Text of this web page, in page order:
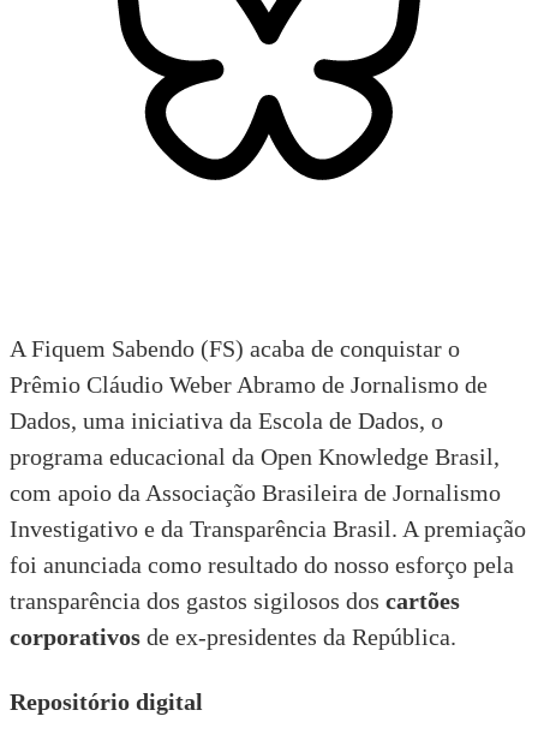
A Fiquem Sabendo (FS) acaba de conquistar o
Prêmio Cláudio Weber Abramo de Jornalismo de
Dados, uma iniciativa da Escola de Dados, o
programa educacional da Open Knowledge Brasil,
com apoio da Associação Brasileira de Jornalismo
Investigativo e da Transparência Brasil. A premiação
foi anunciada como resultado do nosso esforço pela
transparência dos gastos sigilosos dos cartões
corporativos de ex-presidentes da República.
Repositório digital